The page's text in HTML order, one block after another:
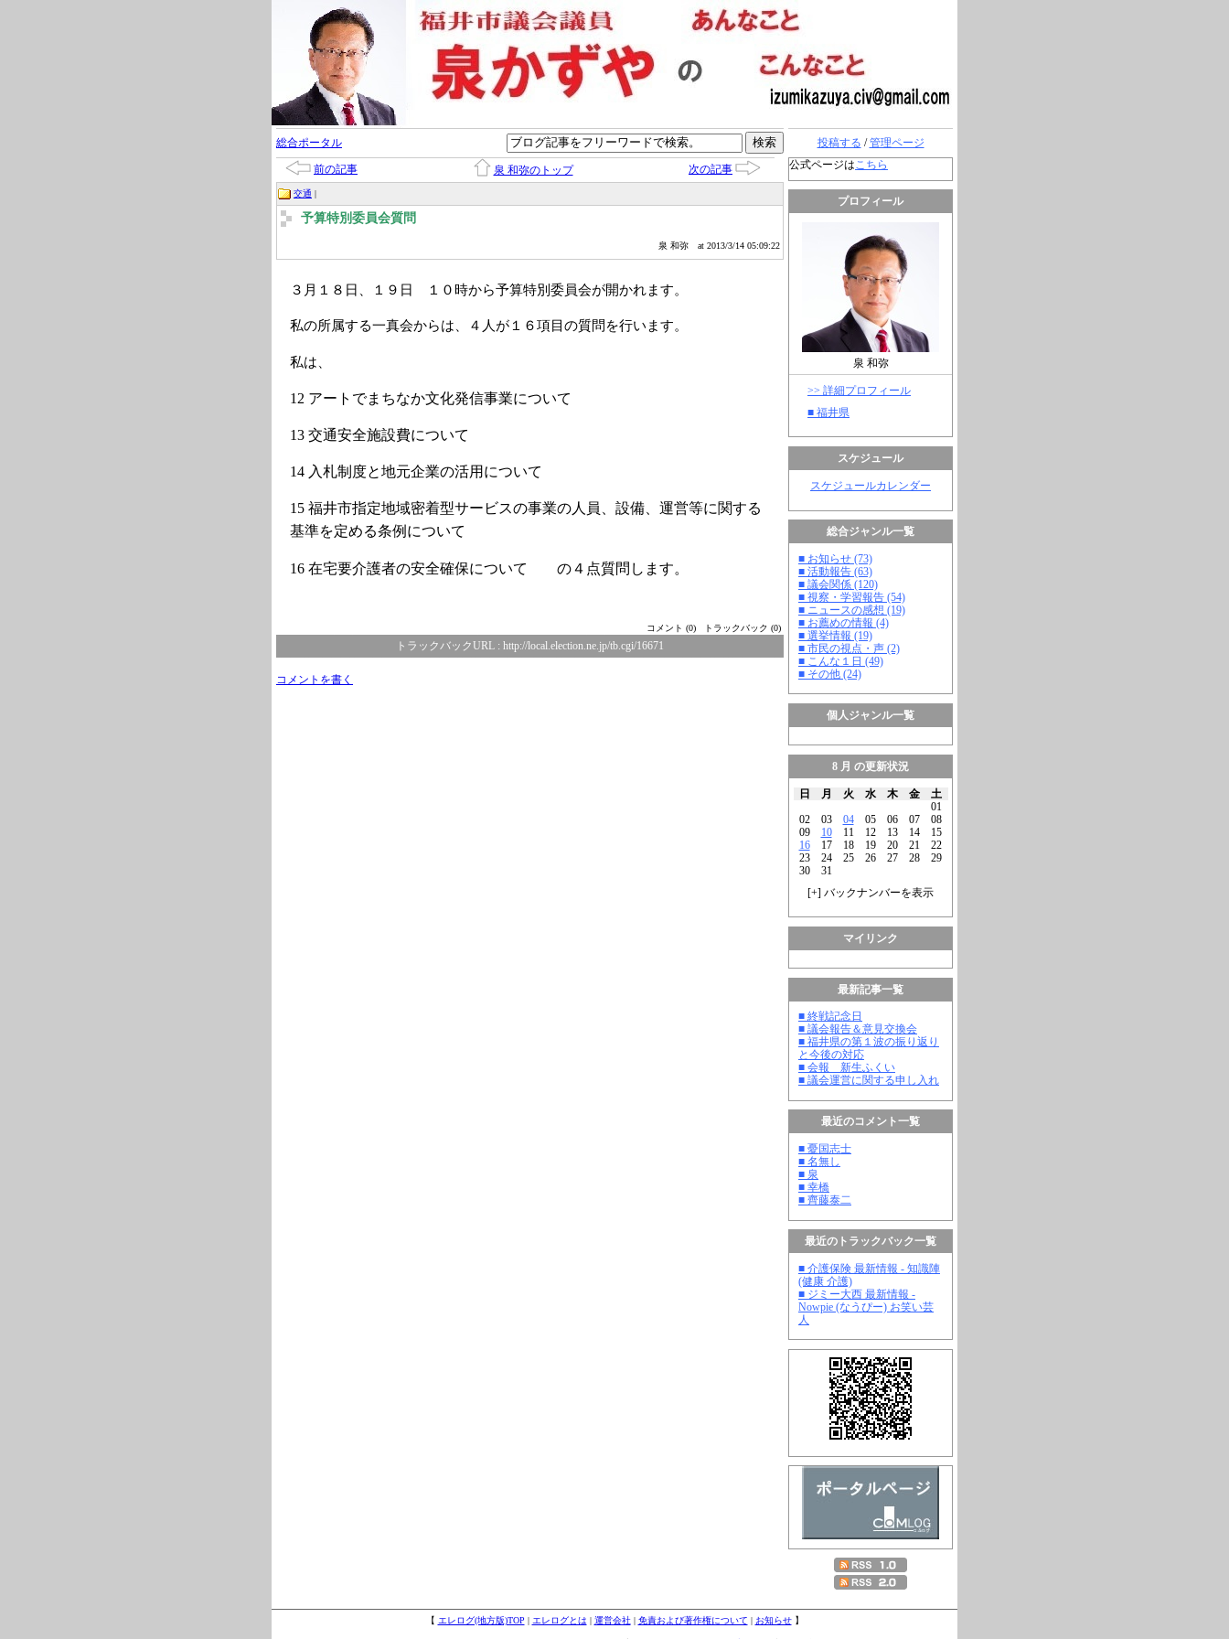
投稿する /管理ページ
公式ページはこちら
プロフィール
泉 和弥
>> 詳細プロフィール
■ 福井県
スケジュール
スケジュールカレンダー
総合ジャンル一覧
■ お知らせ (73)
■ 活動報告 (63)
■ 議会関係 (120)
■ 視察・学習報告 (54)
■ ニュースの感想 (19)
■ お薦めの情報 (4)
■ 選挙情報 (19)
■ 市民の視点・声 (2)
■ こんな１日 (49)
■ その他 (24)
個人ジャンル一覧
8 月 の更新状況
日 月 火 水 木 金
土
01
02
03 04 05 06 07
08
09
10 11 12 13 14
15
16
17 18 19 20 21
22
23
24 25 26 27 28
29
30
31
[+] バックナンバーを表示
マイリンク
最新記事一覧
■ 終戦記念日
■ 議会報告＆意見交換会
■ 福井県の第１波の振り返り
と今後の対応
■ 会報 新生ふくい
■ 議会運営に関する申し入れ
最近のコメント一覧
■ 憂国志士
■ 名無し
■ 泉
■ 幸橋
■ 齊藤泰二
最近のトラックバック一覧
■ 介護保険 最新情報 - 知識陣
(健康 介護)
■ ジミー大西 最新情報 -
Nowpie (なうぴー) お笑い芸
人
総合ポータル
前の記事 泉 和弥のトップ 次の記事
交通 |
予算特別委員会質問
泉 和弥 at 2013/3/14 05:09:22
３月１８日、１９日 １０時から予算特別委員会が開かれます。
私の所属する一真会からは、４人が１６項目の質問を行います。
私は、
12 アートでまちなか文化発信事業について
13交通安全施設費について
14 入札制度と地元企業の活用について
15福井市指定地域密着型サービスの事業の人員、設備、運営等に関する
基準を定める条例について
16在宅要介護者の安全確保について の４点質問します。
コメント (0) トラックバック (0)
トラックバックURL : http://local.election.ne.jp/tb.cgi/16671
コメントを書く
【 エレログ(地方版)TOP | エレログとは | 運営会社| 免責および著作権について | お知らせ】